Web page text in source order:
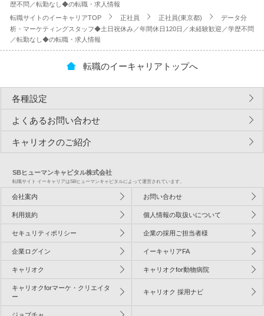
歴不問／転勤なし◆の転職・求人情報
転職サイトのイーキャリアTOP
正社員 正社員(東京都)
データ分
析・マーケティングスタッフ◆土日祝休み／年間休日120日／未経験歓迎／学歴不問
／転勤なし◆の転職・求人情報
転職のイーキャリアトップへ
各種設定
よくあるお問い合わせ
キャリオクのご紹介
SBヒューマンキャピタル株式会社
転職サイト イーキャリアはSBヒューマンキャピタルによって運営されています。
会社案内 お問い合わせ
利用規約 個人情報の取扱いについて
セキュリティポリシー 企業の採用ご担当者様
企業ログイン イーキャリアFA
キャリオク キャリオクfor動物病院
キャリオクforマーケ・クリエイタ
ー
キャリオク 採用ナビ